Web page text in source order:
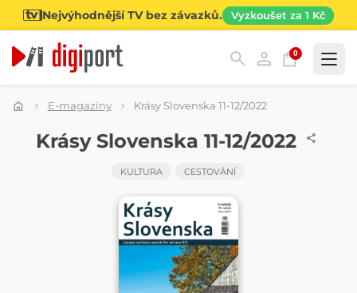
Nejvýhodnější TV bez závazků. Vyzkoušet za 1 Kč
0
Kategorie
E-magazíny Krásy Slovenska 11-12/2022
ČASOPISKrásy Slovenska 11-12/2022
KULTURA CESTOVÁNÍ